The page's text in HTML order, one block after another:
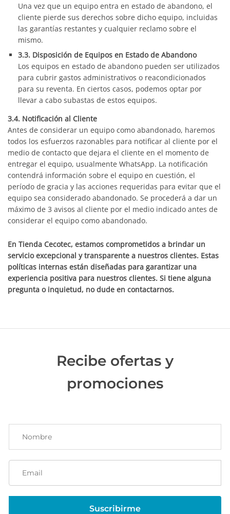
Una vez que un equipo entra en estado de abandono, el
cliente pierde sus derechos sobre dicho equipo, incluidas
las garantías restantes y cualquier reclamo sobre el
mismo.
3.3. Disposición de Equipos en Estado de Abandono
Los equipos en estado de abandono pueden ser utilizados
para cubrir gastos administrativos o reacondicionados
para su reventa. En ciertos casos, podemos optar por
llevar a cabo subastas de estos equipos.
3.4. Notificación al Cliente
Antes de considerar un equipo como abandonado, haremos
todos los esfuerzos razonables para notificar al cliente por el
medio de contacto que dejara el cliente en el momento de
entregar el equipo, usualmente WhatsApp. La notificación
contendrá información sobre el equipo en cuestión, el
período de gracia y las acciones requeridas para evitar que el
equipo sea considerado abandonado. Se procederá a dar un
máximo de 3 avisos al cliente por el medio indicado antes de
considerar el equipo como abandonado.
En Tienda Cecotec, estamos comprometidos a brindar un
servicio excepcional y transparente a nuestros clientes. Estas
políticas internas están diseñadas para garantizar una
experiencia positiva para nuestros clientes. Si tiene alguna
pregunta o inquietud, no dude en contactarnos.
Recibe ofertas y
promociones